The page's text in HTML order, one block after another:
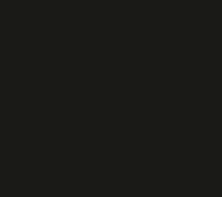
Brasil, na qual enfrenta o
de final.